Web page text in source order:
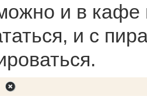
и в кафе
и с